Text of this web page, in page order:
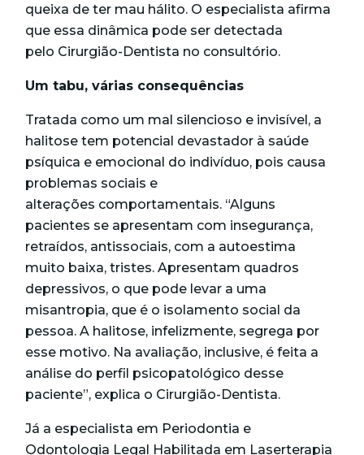
queixa de ter mau hálito. O especialista afirma
que essa dinâmica pode ser detectada
pelo Cirurgião-Dentista no consultório.
Um tabu, várias consequências
Tratada como um mal silencioso e invisível, a
halitose tem potencial devastador à saúde
psíquica e emocional do indivíduo, pois causa
problemas sociais e
alterações comportamentais. “Alguns
pacientes se apresentam com insegurança,
retraídos, antissociais, com a autoestima
muito baixa, tristes. Apresentam quadros
depressivos, o que pode levar a uma
misantropia, que é o isolamento social da
pessoa. A halitose, infelizmente, segrega por
esse motivo. Na avaliação, inclusive, é feita a
análise do perfil psicopatológico desse
paciente”, explica o Cirurgião-Dentista.
Já a especialista em Periodontia e
Odontologia Legal Habilitada em Laserterapia